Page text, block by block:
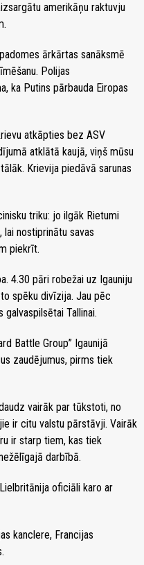
amerikāņu raktuvju
ārkārtas sanāksmē
Polijas
ka Putins pārbauda Eiropas
atkāpties bez ASV
atklātā kaujā, viņš mūsu
Krievija piedāvā sarunas
triku: jo ilgāk Rietumi
lai nostiprinātu savas
piekrīt.
4.30 pāri robežai uz Igauniju
spēku divīzija. Jau pēc
Tallinai.
Battle Group” Igaunijā
zaudējumus, pirms tiek
vairāk par tūkstoti, no
ir citu valstu pārstāvji. Vairāk
ir starp tiem, kas tiek
darbībā.
oficiāli karo ar
kanclere, Francijas